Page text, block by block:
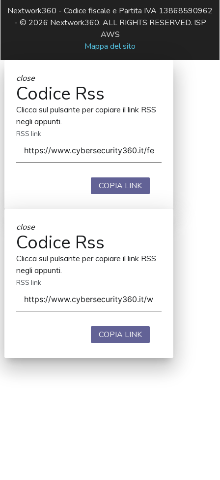
Nextwork360 - Codice fiscale e Partita IVA 13868590962
- © 2026 Nextwork360. ALL RIGHTS RESERVED. ISP
AWS
Mappa del sito
close
Codice Rss
Clicca sul pulsante per copiare il link RSS
negli appunti.
RSS link
COPIA LINK
close
Codice Rss
Clicca sul pulsante per copiare il link RSS
negli appunti.
RSS link
COPIA LINK